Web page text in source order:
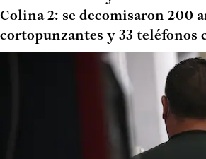
Colina 2: se decomisaron 200
cortopunzantes y 33 teléfonos